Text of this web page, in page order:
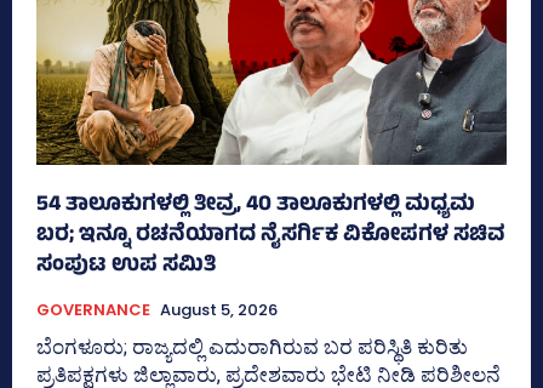
54 ತಾಲೂಕುಗಳಲ್ಲಿ ತೀವ್ರ, 40 ತಾಲೂಕುಗಳಲ್ಲಿ ಮಧ್ಯಮ
ಬರ; ಇನ್ನೂ ರಚನೆಯಾಗದ ನೈಸರ್ಗಿಕ ವಿಕೋಪಗಳ ಸಚಿವ
ಸಂಪುಟ ಉಪ ಸಮಿತಿ
GOVERNANCE August 5, 2026
ಬೆಂಗಳೂರು; ರಾಜ್ಯದಲ್ಲಿ ಎದುರಾಗಿರುವ ಬರ ಪರಿಸ್ಥಿತಿ ಕುರಿತು
ಪ್ರತಿಪಕ್ಷಗಳು ಜಿಲ್ಲಾವಾರು, ಪ್ರದೇಶವಾರು ಭೇಟಿ ನೀಡಿ ಪರಿಶೀಲನೆ